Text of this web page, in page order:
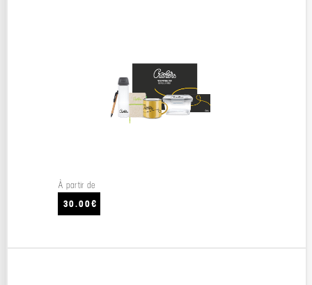
À partir de
30.00€